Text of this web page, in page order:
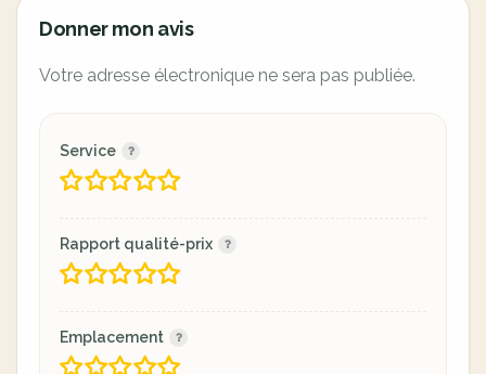
Donner mon avis
Votre adresse électronique ne sera pas publiée.
Service
Rapport qualité-prix
Emplacement